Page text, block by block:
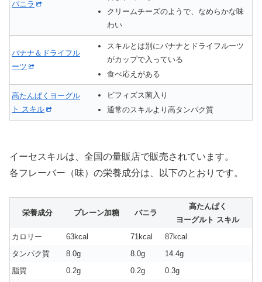
バニラ
クリームチーズのようで、なめらかな味
わい
バナナ＆ドライフル
ーツ
スキルとは別にバナナとドライフルーツ
がカップで入っている
食べ応えがある
高たんぱくヨーグル
ト スキル
ビフィズス菌入り
通常のスキルより高タンパク質
イーセスキルは、全国の量販店で販売されています。
各フレーバー（味）の栄養成分は、以下のとおりです。
栄養成分 プレーン加糖 バニラ
高たんぱく
ヨーグルト スキル
カロリー
63kcal 71kcal
87kcal
タンパク質
8.0g 8.0g
14.4g
脂質
0.2g 0.2g
0.3g